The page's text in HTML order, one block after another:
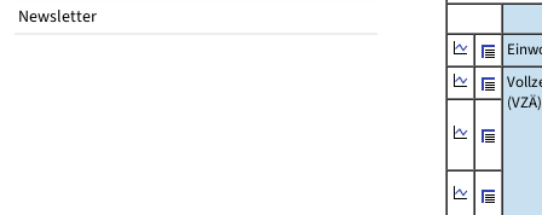
Newsletter
(VZÄ)